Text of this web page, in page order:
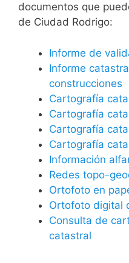
documentos que
de Ciudad Rodrigo:
Informe de
Informe
construcciones
Cartografía
Cartografía
Cartografía
Cartografía
Información
Redes topo-
Ortofoto en
Ortofoto digital
Consulta de
catastral